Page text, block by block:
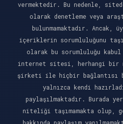
vermektedir. Bu nedenle,
olarak denetleme veya
bulunmamaktadır. Ancak,
içeriklerin sorumluluğunu
olarak bu sorumluluğu
internet sitesi, herhangi bir
şirketi ile hiçbir bağlantısı
yalnızca kendi
paylaşılmaktadır. Burada
niteliği taşımamakta olup,